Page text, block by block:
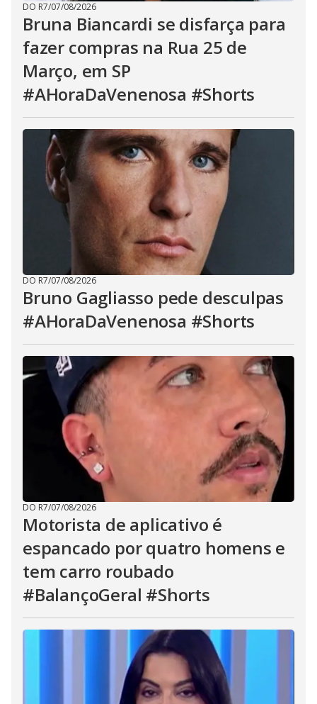
DO R7/07/08/2026
Bruna Biancardi se disfarça para
fazer compras na Rua 25 de
Março, em SP
#AHoraDaVenenosa #Shorts
DO R7/07/08/2026
Bruno Gagliasso pede desculpas
#AHoraDaVenenosa #Shorts
DO R7/07/08/2026
Motorista de aplicativo é
espancado por quatro homens e
tem carro roubado
#BalançoGeral #Shorts